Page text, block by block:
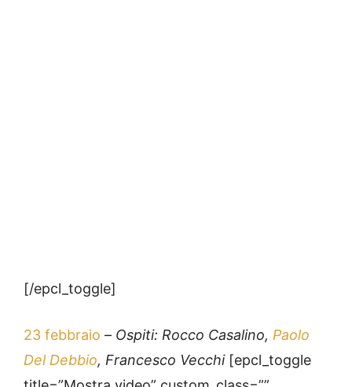
[/epcl_toggle]
23 febbraio – Ospiti: Rocco Casalino, Paolo
Del Debbio, Francesco Vecchi[epcl_toggle